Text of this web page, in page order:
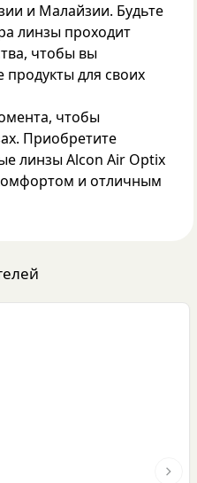
и Малайзии. Будьте
линзы проходит
чтобы вы
для своих
чтобы
Приобретите
линзы Alcon Air Optix
и отличным